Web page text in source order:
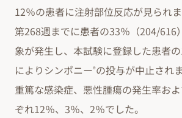
12％の患者に注射部位反応が見られ
第268週までに患者の33％（204/616
象が発生し、本試験に登録した患者
によりシンポニー®の投与が中止され
重篤な感染症、悪性腫瘍の発生率お
ぞれ12％、3％、2％でした。